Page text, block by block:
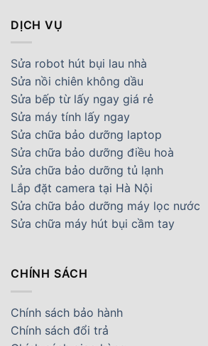
DỊCH VỤ
Sửa robot hút bụi lau nhà
Sửa nồi chiên không dầu
Sửa bếp từ lấy ngay giá rẻ
Sửa máy tính lấy ngay
Sửa chữa bảo dưỡng laptop
Sửa chữa bảo dưỡng điều hoà
Sửa chữa bảo dưỡng tủ lạnh
Lắp đặt camera tại Hà Nội
Sửa chữa bảo dưỡng máy lọc nước
Sửa chữa máy hút bụi cầm tay
CHÍNH SÁCH
Chính sách bảo hành
Chính sách đổi trả